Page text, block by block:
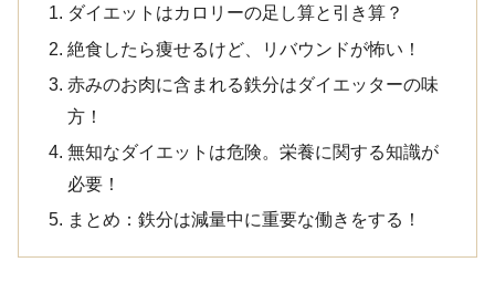
ダイエットはカロリーの足し算と引き算？
絶食したら痩せるけど、リバウンドが怖い！
赤みのお肉に含まれる鉄分はダイエッターの味
方！
無知なダイエットは危険。栄養に関する知識が
必要！
まとめ：鉄分は減量中に重要な働きをする！